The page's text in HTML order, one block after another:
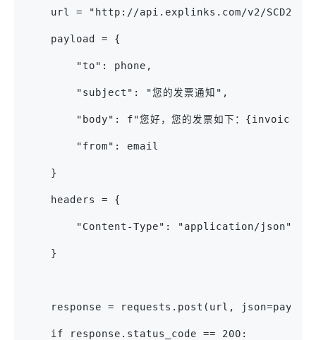
url = "http://api.explinks.com/v2/
    payload = {
        "to": phone,
        "subject": "您的发票通知",
"body": f"您好，您的发票如下：
        "from": email
    }
    headers = {
        "Content-Type": "application/json"
    }
response = requests.post(url,
    if response.status_code == 200: